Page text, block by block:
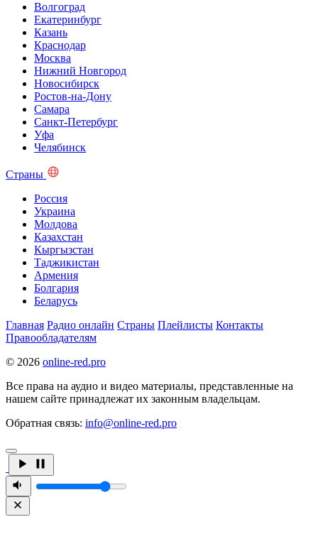
Волгоград
Екатеринбург
Казань
Краснодар
Москва
Нижний Новгород
Новосибирск
Ростов-на-Дону
Самара
Санкт-Петербург
Уфа
Челябинск
Страны
Россия
Украина
Молдова
Казахстан
Кыргызстан
Таджикистан
Армения
Болгария
Беларусь
Главная Радио онлайн Страны Плейлисты Контакты
Правообладателям
© 2026 online-red.pro
Все права на аудио и видео материалы, представленные на
нашем сайте принадлежат их законным владельцам.
Обратная связь: info@online-red.pro